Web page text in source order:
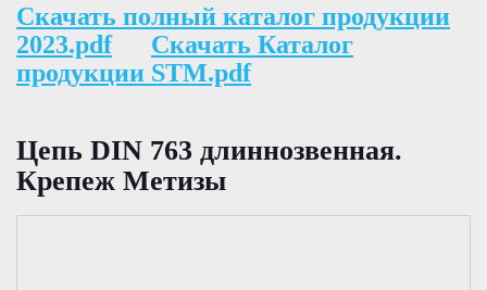
Скачать полный каталог продукции
2023.pdf
Скачать Каталог
продукции STM.pdf
Цепь DIN 763 длиннозвенная.
Крепеж Метизы